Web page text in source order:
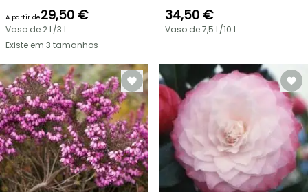
A partir de29,50 €
Vaso de 2 L/3 L
Existe em 3 tamanhos
34,50 €
Vaso de 7,5 L/10 L